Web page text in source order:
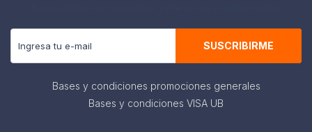
SUSCRIBIRME
Bases y condiciones promociones generales
Bases y condiciones VISA UB